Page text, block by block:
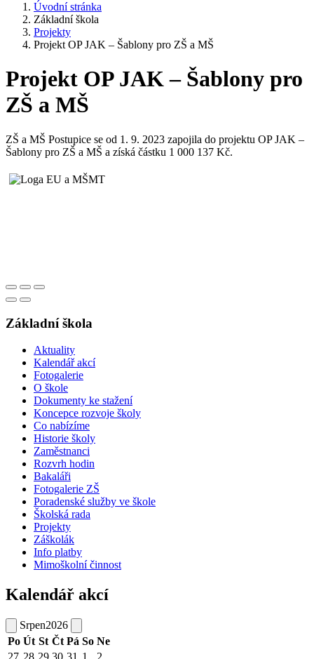
Úvodní stránka
Základní škola
Projekty
Projekt OP JAK – Šablony pro ZŠ a MŠ
Projekt OP JAK – Šablony pro
ZŠ a MŠ
ZŠ a MŠ Postupice se od 1. 9. 2023 zapojila do projektu OP JAK –
Šablony pro ZŠ a MŠ a získá částku 1 000 137 Kč.
Základní škola
Aktuality
Kalendář akcí
Fotogalerie
O škole
Dokumenty ke stažení
Koncepce rozvoje školy
Co nabízíme
Historie školy
Zaměstnanci
Rozvrh hodin
Bakaláři
Fotogalerie ZŠ
Poradenské služby ve škole
Školská rada
Projekty
Záškolák
Info platby
Mimoškolní činnost
Kalendář akcí
Srpen2026
Po Út St Čt Pá So Ne